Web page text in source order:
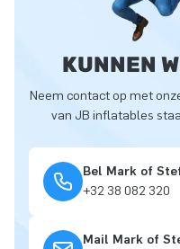
KUNNEN
Neem contact op met
van JB inflatables
Bel Mark of
+32 38 082 320
Mail Mark of